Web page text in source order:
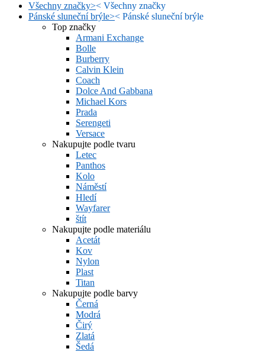
Všechny značky>< Všechny značky
Pánské sluneční brýle>< Pánské sluneční brýle
Top značky
Armani Exchange
Bolle
Burberry
Calvin Klein
Coach
Dolce And Gabbana
Michael Kors
Prada
Serengeti
Versace
Nakupujte podle tvaru
Letec
Panthos
Kolo
Náměstí
Hledí
Wayfarer
štít
Nakupujte podle materiálu
Acetát
Kov
Nylon
Plast
Titan
Nakupujte podle barvy
Černá
Modrá
Čirý
Zlatá
Šedá